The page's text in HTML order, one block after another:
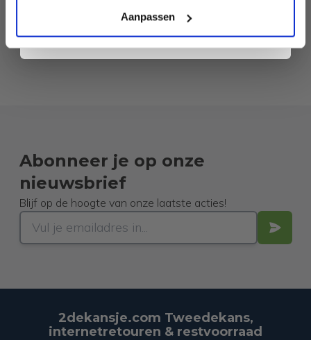
Aanpassen
Abonneer je op onze
nieuwsbrief
Blijf op de hoogte van onze laatste acties!
2dekansje.com Tweedekans,
internetretouren & restvoorraad
. Je kunt je op elk moment weer afmelden.